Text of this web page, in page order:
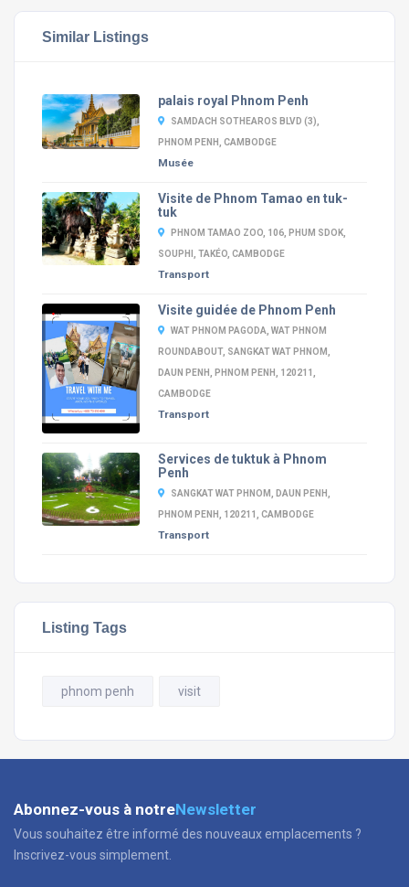
Similar Listings
palais royal Phnom Penh
SAMDACH SOTHEAROS BLVD (3),
PHNOM PENH, CAMBODGE
Musée
Visite de Phnom Tamao en tuk-
tuk
PHNOM TAMAO ZOO, 106, PHUM SDOK,
SOUPHI, TAKÉO, CAMBODGE
Transport
Visite guidée de Phnom Penh
WAT PHNOM PAGODA, WAT PHNOM
ROUNDABOUT, SANGKAT WAT PHNOM,
DAUN PENH, PHNOM PENH, 120211,
CAMBODGE
Transport
Services de tuktuk à Phnom
Penh
SANGKAT WAT PHNOM, DAUN PENH,
PHNOM PENH, 120211, CAMBODGE
Transport
Listing Tags
phnom penh visit
Abonnez-vous à notreNewsletter
Vous souhaitez être informé des nouveaux emplacements ?
Inscrivez-vous simplement.